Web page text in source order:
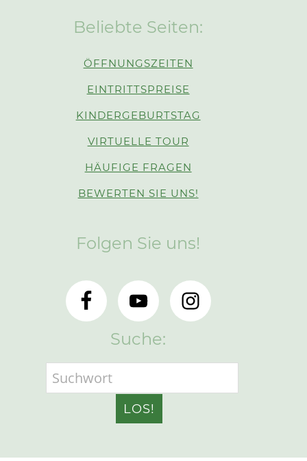
Beliebte Seiten:
ÖFFNUNGSZEITEN
EINTRITTSPREISE
KINDERGEBURTSTAG
VIRTUELLE TOUR
HÄUFIGE FRAGEN
BEWERTEN SIE UNS!
Folgen Sie uns!
Suche: